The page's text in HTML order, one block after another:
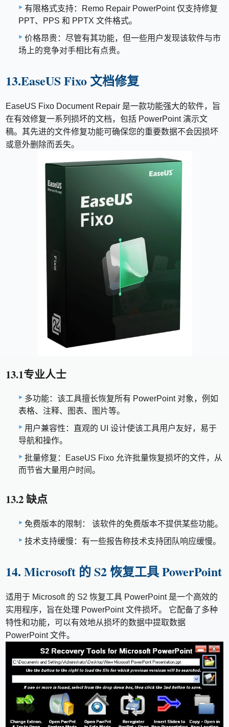
有限格式支持：Remo Repair PowerPoint 仅支持修复
PPT、PPS 和 PPTX 文件格式。
价格昂贵：尽管有其功能，但一些用户发现该软件与市
场上的竞争对手相比有点贵。
13.EaseUS Fixo 文档修复
EaseUS Fixo Document Repair 是一款功能强大的软件，旨
在有效修复一系列损坏的文档，包括 PowerPoint 演示文
稿。其先进的文件修复功能可确保您的重要数据不会因损坏
或意外删除而丢失。
13.1专业人士
多功能：该工具擅长恢复所有 PowerPoint 对象，例如
表格、注释、图表、图片等。
用户兼容性：直观的 UI 设计使该工具用户友好，易于
导航和操作。
批量修复：EaseUS Fixo 允许批量恢复损坏的文件，从
而节省大量用户时间。
13.2 缺点
免费版本的限制： 该软件的免费版本不提供某些功能。
技术支持缓慢：有一些报告称技术支持团队响应缓慢。
14. Microsoft 的 S2 恢复工具 PowerPoint
适用于 Microsoft 的 S2 恢复工具 PowerPoint 是一个高效的
实用程序，旨在处理 PowerPoint 文件损坏。 它配备了多种
特性和功能，可以有效地从损坏的数据中提取数据
PowerPoint 文件。